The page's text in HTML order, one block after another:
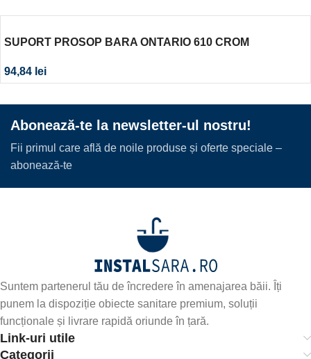
SUPORT PROSOP BARA ONTARIO 610 CROM
94,84 lei
Abonează-te la newsletter-ul nostru!
Fii primul care află de noile produse și oferte speciale –
abonează-te
Suntem partenerul tău de încredere în amenajarea băii. Îți
punem la dispoziție obiecte sanitare premium, soluții
funcționale și livrare rapidă oriunde în țară.
Link-uri utile
Categorii